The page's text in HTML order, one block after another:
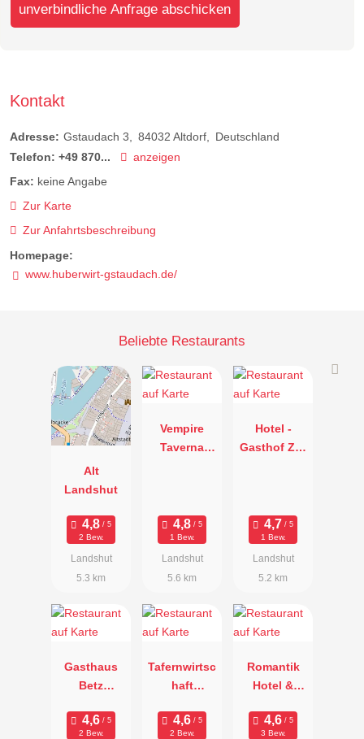
unverbindliche Anfrage abschicken
Kontakt
Adresse: Gstaudach 3 84032 Altdorf
Deutschland
Telefon: +49 870...
anzeigen
Fax: keine Angabe
Zur Karte
Zur Anfahrtsbeschreibung
Homepage:
www.huberwirt-gstaudach.de/
Beliebte Restaurants
Alt
Landshut
2 Bew.
Landshut
5.3 km
Vempire
Taverna
1 Bew.
Landshut
5.6 km
Hotel -
Gasthof Zur
1 Bew.
Landshut
5.2 km
Gasthaus
Betz
2 Bew.
Tafernwirtsc
haft
2 Bew.
Romantik
Hotel &
Fürstenhof
3 Bew.